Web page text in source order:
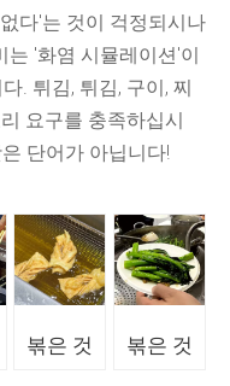
다'는 것이 걱정되시나
'화염 시뮬레이션'이
. 튀김, 튀김, 구이, 찌
요구를 충족하십시
단어가 아닙니다!
볶은 것 볶은 것